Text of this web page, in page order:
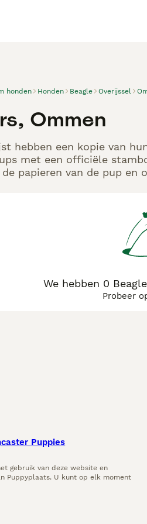
honden Honden Beagle Overijssel
Ommen
hebben een kopie van
met een officiële
papieren van de pup en
We hebben 0
Probeer
Puppies
gebruik van deze website en
Puppyplaats. U kunt op elk moment